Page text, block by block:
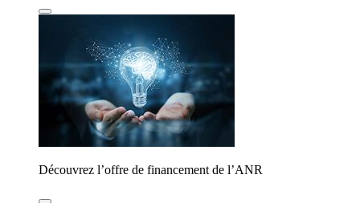
Découvrez l’offre de financement de l’ANR